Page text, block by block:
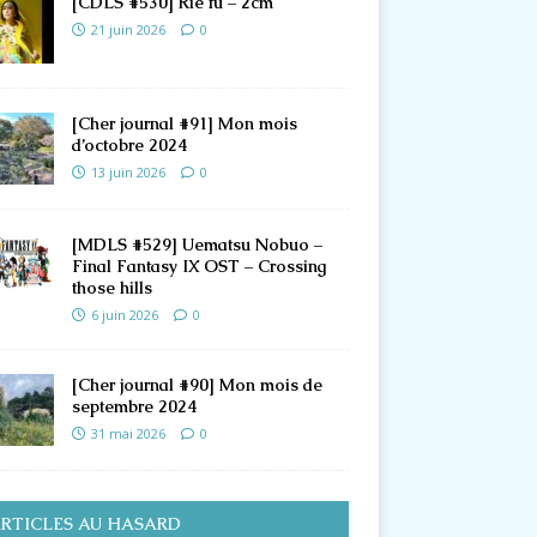
21 juin 2026 0
[Cher journal #91] Mon mois
d’octobre 2024
13 juin 2026 0
[MDLS #529] Uematsu Nobuo –
Final Fantasy IX OST – Crossing
those hills
6 juin 2026 0
[Cher journal #90] Mon mois de
septembre 2024
31 mai 2026 0
AU HASARD